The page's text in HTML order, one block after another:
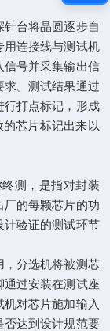
台将晶圆逐步自
用连接线与测试机
信号并采集输出信
求。测试结果通过
行打点标记，形成
芯片标记出来以
测，是指对封装
厂的每颗芯片的功
计验证的测试环节
分选机将被测芯
通过安装在测试座
机对芯片施加输入
否达到设计规范要